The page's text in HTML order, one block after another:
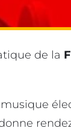
de la